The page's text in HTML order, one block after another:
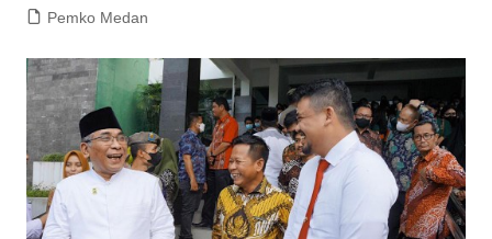
Pemko Medan